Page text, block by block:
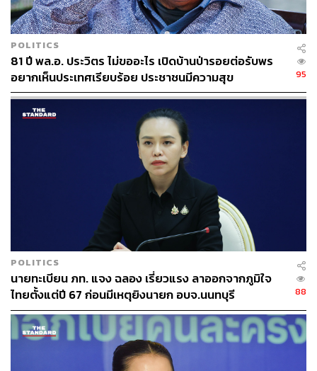
POLITICS
81 ปี พล.อ. ประวิตร ไม่ขออะไร เปิดบ้านป่ารอยต่อรับพร
อยากเห็นประเทศเรียบร้อย ประชาชนมีความสุข
95
POLITICS
นายทะเบียน ภท. แจง ฉลอง เรี่ยวแรง ลาออกจากภูมิใจ
ไทยตั้งแต่ปี 67 ก่อนมีเหตุยิงนายก อบจ.นนทบุรี
88